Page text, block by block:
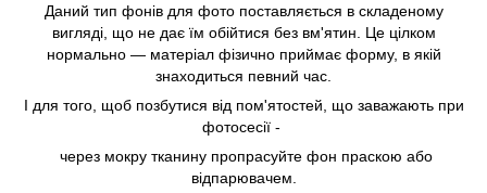
Даний тип фонів для фото поставляється в складеному
вигляді, що не дає їм обійтися без вм'ятин. Це цілком
нормально — матеріал фізично приймає форму, в якій
знаходиться певний час.
І для того, щоб позбутися від пом'ятостей, що заважають при
фотосесії -
через мокру тканину пропрасуйте фон праскою або
відпарювачем.